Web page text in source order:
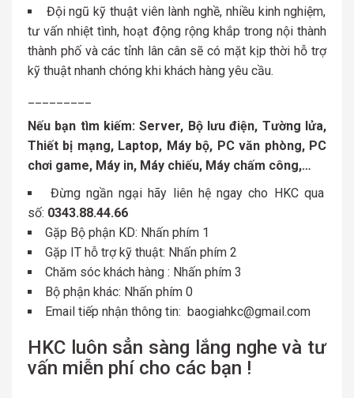
Đội ngũ kỹ thuật viên lành nghề, nhiều kinh nghiệm,
tư vấn nhiệt tình, hoạt động rộng khắp trong nội thành
thành phố và các tỉnh lân cân sẽ có mặt kịp thời hỗ trợ
kỹ thuật nhanh chóng khi khách hàng yêu cầu.
Nếu bạn tìm kiếm: Server, Bộ lưu điện, Tường lửa,
Thiết bị mạng, Laptop, Máy bộ, PC văn phòng, PC
chơi game, Máy in, Máy chiếu, Máy chấm công,…
Đừng ngần ngại hãy liên hệ ngay cho HKC qua
số: 0343.88.44.66
Gặp Bộ phận KD: Nhấn phím 1
Gặp IT hỗ trợ kỹ thuật: Nhấn phím 2
Chăm sóc khách hàng : Nhấn phím 3
Bộ phận khác: Nhấn phím 0
Email tiếp nhận thông tin: baogiahkc@gmail.com
HKC luôn sẳn sàng lắng nghe và tư
vấn miễn phí cho các bạn !